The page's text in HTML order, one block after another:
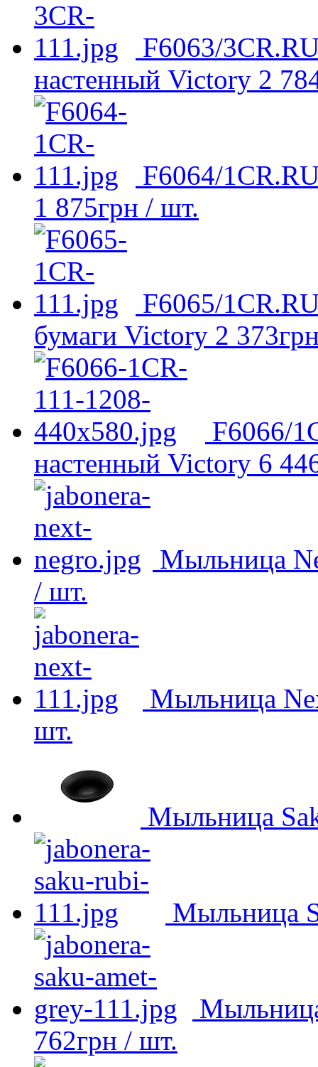
F6063/
настенный Victory 2
F6064/
1 875грн / шт.
F6065/
бумаги Victory 2 373
F6066/
настенный Victory 6
Мыльница
/ шт.
Мыльница
шт.
Мыльница
Мыльница
762грн / шт.